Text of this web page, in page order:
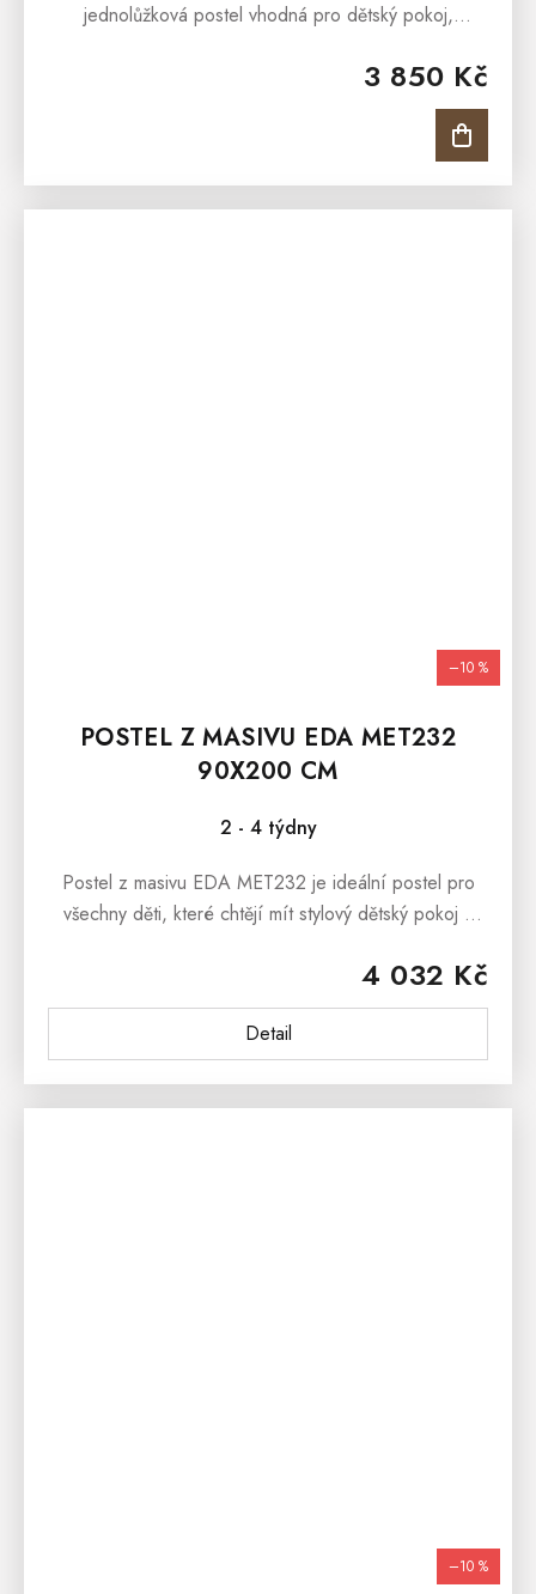
3 850 Kč
jednolůžková postel vhodná pro dětský pokoj,
hotelových pokojů. Postel z masivu NINA...
–10 %
POSTEL Z MASIVU EDA MET232
90X200 CM
2 - 4 týdny
4 032 Kč
Detail
Postel z masivu EDA MET232 je ideální postel pro
všechny děti, které chtějí mít stylový dětský pokoj a
–10 %